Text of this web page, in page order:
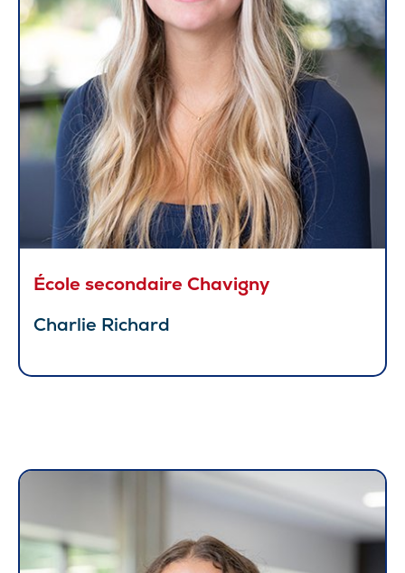
École secondaire Chavigny
Charlie Richard